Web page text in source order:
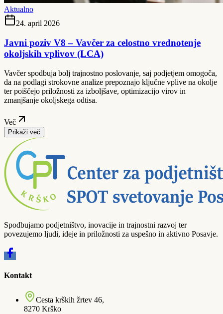
Aktualno
24. april 2026
Javni poziv V8 – Vavčer za celostno vrednotenje
okoljskih vplivov (LCA)
Vavčer spodbuja bolj trajnostno poslovanje, saj podjetjem omogoča,
da na podlagi strokovne analize prepoznajo ključne vplive na okolje
ter poiščejo priložnosti za izboljšave, optimizacijo virov in
zmanjšanje okoljskega odtisa.
Več
Prikaži več
Spodbujamo podjetništvo, inovacije in trajnostni razvoj ter
povezujemo ljudi, ideje in priložnosti za uspešno in aktivno Posavje.
Kontakt
Cesta krških žrtev 46,
8270 Krško